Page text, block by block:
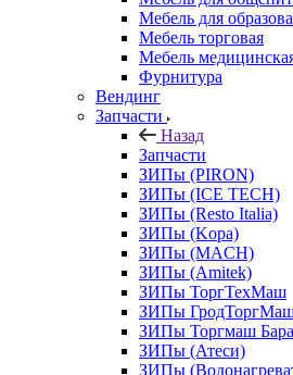
Мебель для
Мебель торговая
Мебель
Фурнитура
Вендинг
Запчасти
Назад
Запчасти
ЗИПы (PIRON)
ЗИПы (ICE TECH)
ЗИПы (Resto Italia)
ЗИПы (Kopa)
ЗИПы (MACH)
ЗИПы (Amitek)
ЗИПы ТоргТехМаш
ЗИПы
ЗИПы Торгмаш
ЗИПы (Атеси)
ЗИПы